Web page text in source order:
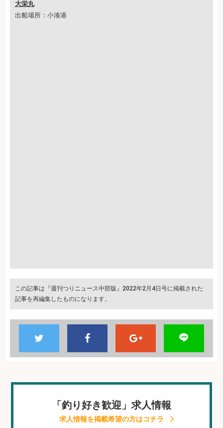
大栄丸
出船場所：小湊港
この記事は『週刊つりニュース中部版』2022年2月4日号に掲載された
記事を再編集したものになります。
「釣り好き歓迎」求人情報
求人情報を掲載希望の方はコチラ